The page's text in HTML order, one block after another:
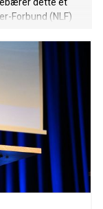
dette et
Forbund (NLF)